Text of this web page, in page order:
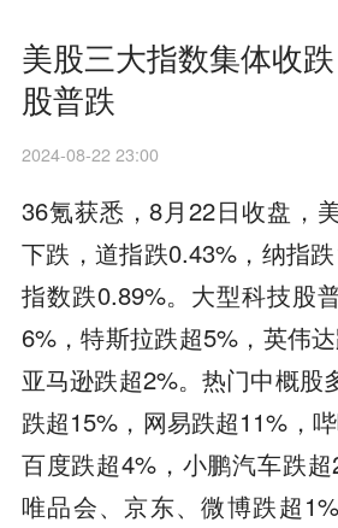
美股三大指数集体收
股普跌
2024-08-22 23:00
36氪获悉，8月22日收盘，
下跌，道指跌0.43%，纳指
指数跌0.89%。大型科技股
6%，特斯拉跌超5%，英伟达
亚马逊跌超2%。热门中概股
跌超15%，网易跌超11%，
百度跌超4%，小鹏汽车跌超
唯品会、京东、微博跌超